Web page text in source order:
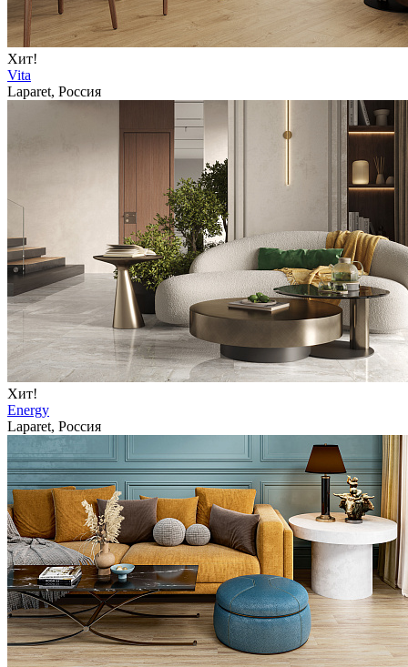
Хит!
Vita
Laparet, Россия
Хит!
Energy
Laparet, Россия